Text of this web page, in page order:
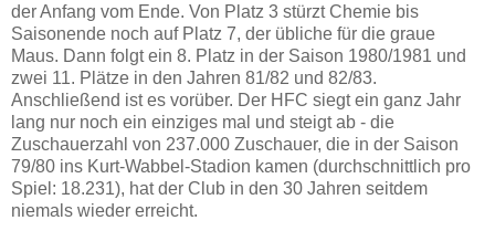
der Anfang vom Ende. Von Platz 3 stürzt Chemie bis
Saisonende noch auf Platz 7, der übliche für die graue
Maus. Dann folgt ein 8. Platz in der Saison 1980/1981 und
zwei 11. Plätze in den Jahren 81/82 und 82/83.
Anschließend ist es vorüber. Der HFC siegt ein ganz Jahr
lang nur noch ein einziges mal und steigt ab - die
Zuschauerzahl von 237.000 Zuschauer, die in der Saison
79/80 ins Kurt-Wabbel-Stadion kamen (durchschnittlich pro
Spiel: 18.231), hat der Club in den 30 Jahren seitdem
niemals wieder erreicht.